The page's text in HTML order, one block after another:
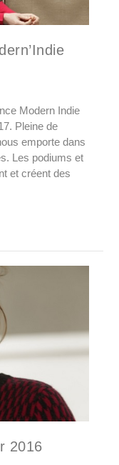
Modern Indie
Pleine de
emporte dans
Les podiums et
et créent des
2016